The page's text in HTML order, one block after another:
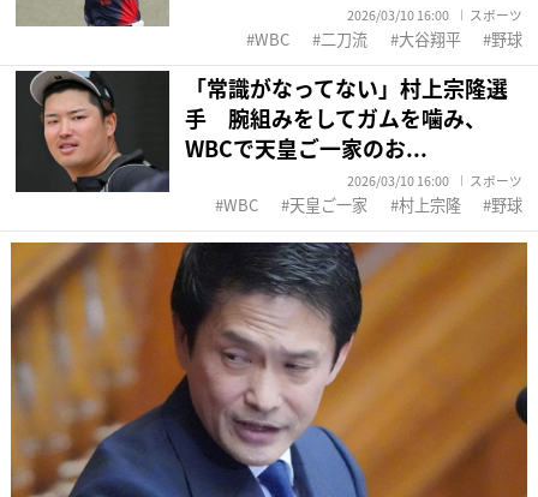
2026/03/10 16:00 スポーツ
WBC 二刀流 大谷翔平 野球
「常識がなってない」村上宗隆選
手 腕組みをしてガムを噛み、
WBCで天皇ご一家のお...
2026/03/10 16:00 スポーツ
WBC 天皇ご一家 村上宗隆 野球